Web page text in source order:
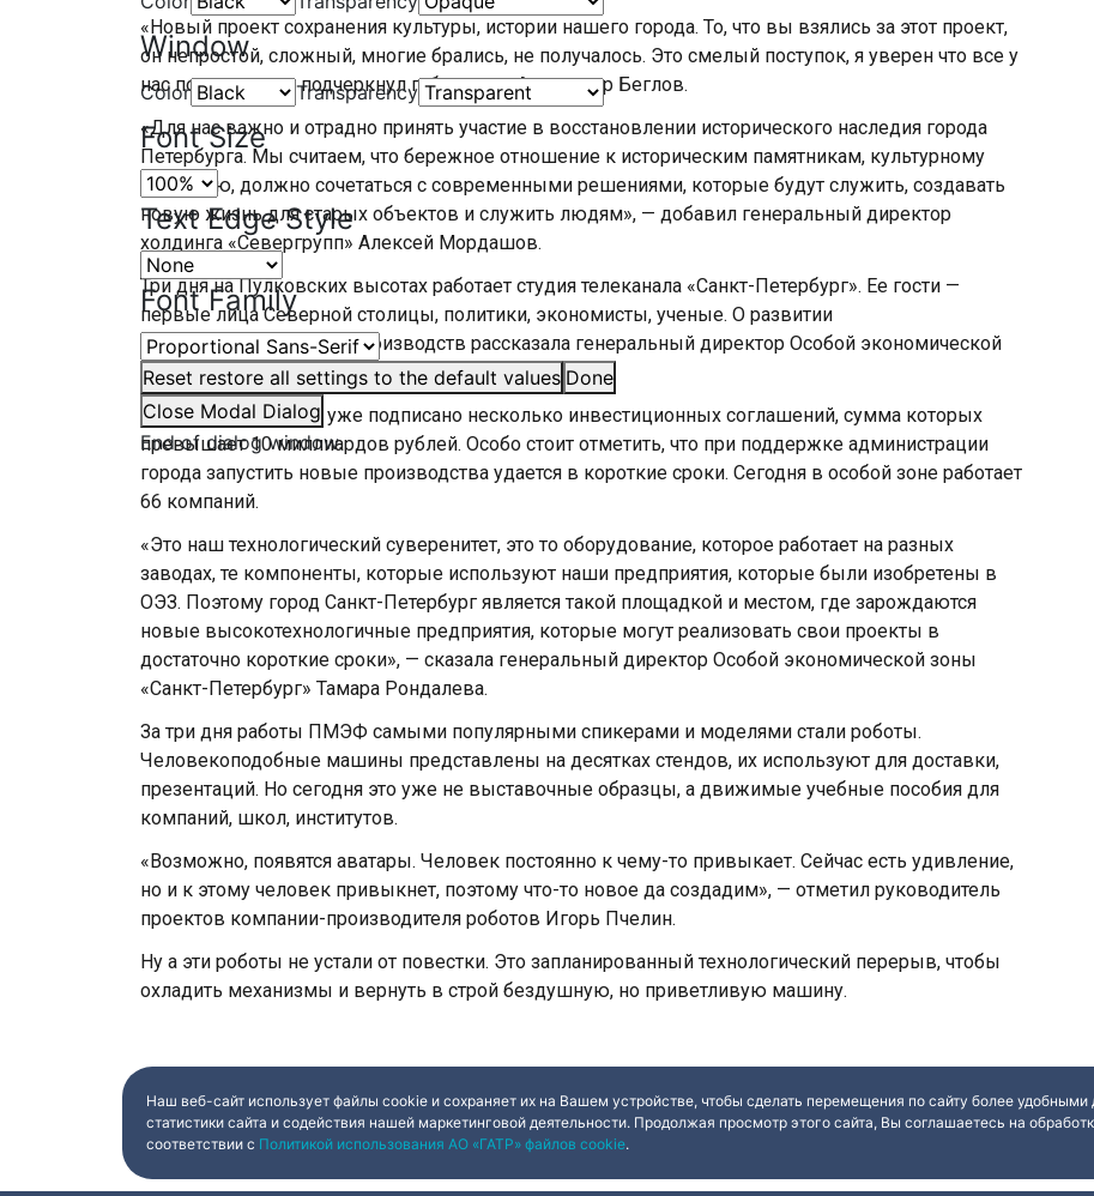
Window
Color Transparency
Font Size
Text Edge Style
Font Family
Reset restore all settings to the default values Done
Close Modal Dialog
End of dialog window.
«Новый проект сохранения культуры, истории нашего города. То, что вы взялись за этот проект,
он непростой, сложный, многие брались, не получалось. Это смелый поступок, я уверен что все у
нас получится», — подчеркнул губернатор Александр Беглов.
«Для нас важно и отрадно принять участие в восстановлении исторического наследия города
Петербурга. Мы считаем, что бережное отношение к историческим памятникам, культурному
наследию, должно сочетаться с современными решениями, которые будут служить, создавать
новую жизнь для старых объектов и служить людям», — добавил генеральный директор
холдинга «Севергрупп» Алексей Мордашов.
Три дня на Пулковских высотах работает студия телеканала «Санкт-Петербург». Ее гости —
первые лица Северной столицы, политики, экономисты, ученые. О развитии
высокотехнологичных производств рассказала генеральный директор Особой экономической
зоны «Санкт-Петербург» Тамара Рондалева.
Так, на этом форуме уже подписано несколько инвестиционных соглашений, сумма которых
превышает 10 миллиардов рублей. Особо стоит отметить, что при поддержке администрации
города запустить новые производства удается в короткие сроки. Сегодня в особой зоне работает
66 компаний.
«Это наш технологический суверенитет, это то оборудование, которое работает на разных
заводах, те компоненты, которые используют наши предприятия, которые были изобретены в
ОЭЗ. Поэтому город Санкт-Петербург является такой площадкой и местом, где зарождаются
новые высокотехнологичные предприятия, которые могут реализовать свои проекты в
достаточно короткие сроки», — сказала генеральный директор Особой экономической зоны
«Санкт-Петербург» Тамара Рондалева.
За три дня работы ПМЭФ самыми популярными спикерами и моделями стали роботы.
Человекоподобные машины представлены на десятках стендов, их используют для доставки,
презентаций. Но сегодня это уже не выставочные образцы, а движимые учебные пособия для
компаний, школ, институтов.
«Возможно, появятся аватары. Человек постоянно к чему-то привыкает. Сейчас есть удивление,
но и к этому человек привыкнет, поэтому что-то новое да создадим», — отметил руководитель
проектов компании-производителя роботов Игорь Пчелин.
Ну а эти роботы не устали от повестки. Это запланированный технологический перерыв, чтобы
охладить механизмы и вернуть в строй бездушную, но приветливую машину.
Наш веб-сайт использует файлы cookie и сохраняет их на Вашем устройстве, чтобы сделать перемещения по сайту более удобными
статистики сайта и содействия нашей маркетинговой деятельности. Продолжая просмотр этого сайта, Вы соглашаетесь на
соответствии с Политикой использования АО «ГАТР» файлов cookie.